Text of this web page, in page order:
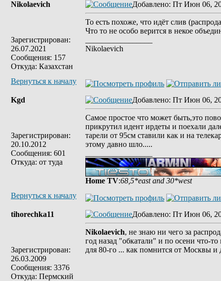
Nikolaevich
Зарегистрирован:
26.07.2021
Сообщения: 157
Откуда: Казахстан
Добавлено: Пт Июн 06,
То есть похоже, что идёт слив
Что то не особо верится в некое
Nikolaevich
Вернуться к началу
Kgd
Зарегистрирован:
20.10.2012
Сообщения: 601
Откуда: от туда
Добавлено: Пт Июн 06,
Самое простое что может быть,это
прикрутил идент ирдеты и поехали
тарели от 95см ставили как и на
этому давно шло.....
Home TV:68,5*east and 30*west
Вернуться к началу
tihorechka11
Зарегистрирован:
26.03.2009
Сообщения: 3376
Откуда: Пермский
Добавлено: Пт Июн 06,
Nikolaevich, не знаю ни чего за
год назад "обкатали" и по осени что-
для 80-го ... как помнится от Москвы и